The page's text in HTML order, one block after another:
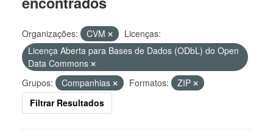
Organizações: CVM
Licenças:
Licença Aberta para Bases de Dados (ODbL) do Open
Data Commons
Grupos:
Companhias Formatos:
ZIP
Filtrar Resultados